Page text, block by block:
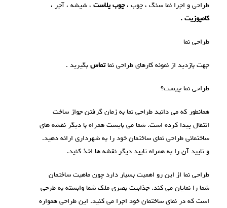
طراحی و اجرا نما سنگ ، چوب ،چوب پلاست ، شیشه ، آجر ،
کامپوزیت .
طراحی نما
جهت بازدید از نمونه کارهای طراحی نماتماس بگیرید .
طراحی نما چیست؟
همانطور که می دانید طراحی نما به زمان گرفتن جواز ساخت
انتقال پیدا کرده است. شما می بایست همراه با دیگر نقشه های
ساختمانی طراحی نمای ساختمان خود را به شهرداری ارائه دهید.
و تایید آن را به همراه تایید دیگر نقشه ها اخذ کنید.
طراحی نما از این رو اهمیت بسیار دارد چون ماهیت ساختمان
شما را نمایان می کند. جذابیت بصری ملک شما وابسته به طرحی
است که در نمای ساختمان خود اجرا می کنید. این طراحی همواره